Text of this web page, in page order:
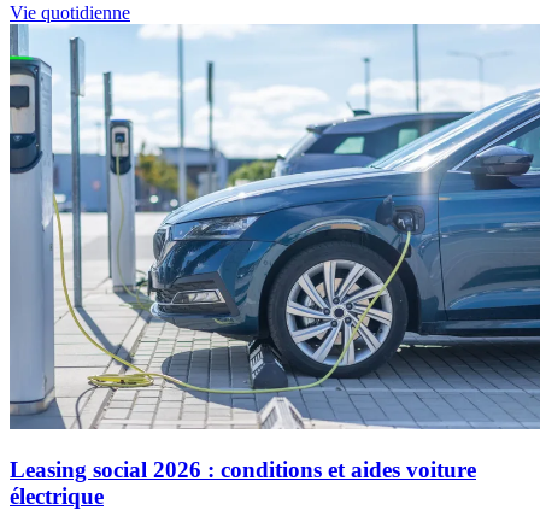
Vie quotidienne
Leasing social 2026 : conditions et aides voiture
électrique